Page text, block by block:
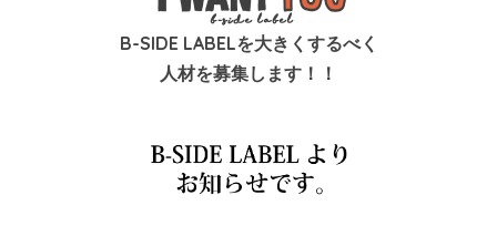
B-SIDE LABELを大きくするべく
人材を募集します！！